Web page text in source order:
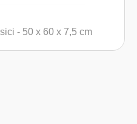
- 50 x 60 x 7,5 cm